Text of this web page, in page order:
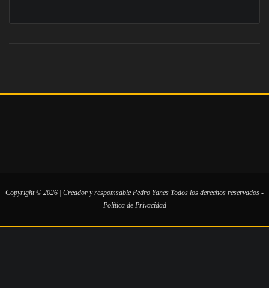
Copyright © 2026 | Creador y respomsable Pedro Yanes Todos los derechos reservados -
Política de Privacidad